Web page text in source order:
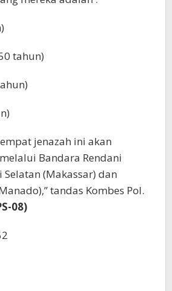
tahun)
jenazah ini akan
Bandara Rendani
(Makassar) dan
tandas Kombes Pol.
08)